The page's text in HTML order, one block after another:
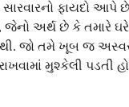
ફાયદો
જેનો અર્થ છે કે તમારે
જો તમે ખૂબ જ
મુશ્કેલી પડતી